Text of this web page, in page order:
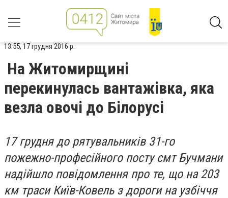
13:55, 17 грудня 2016 р.
На Житомирщині
перекинулась вантажівка, яка
везла овочі до Білорусі
17 грудня до рятувальників 31-го
пожежно-професійного посту смт Бучмани
надійшло повідомлення про те, що на 203
км траси Київ-Ковель з дороги на узбіччя